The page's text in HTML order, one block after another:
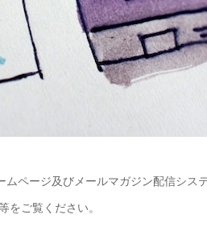
ページ及びメールマガジン配信シス
をご覧ください。